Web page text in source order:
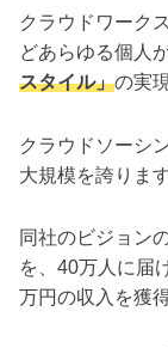
クラウドワーク
どあらゆる個人
スタイル」の実
クラウドソーシ
大規模を誇ります
同社のビジョン
を、40万人に届
万円の収入を獲